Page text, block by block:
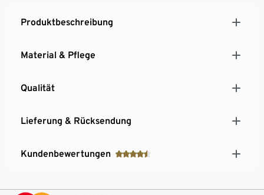
Produktbeschreibung
Material & Pflege
Qualität
Lieferung & Rücksendung
Kundenbewertungen